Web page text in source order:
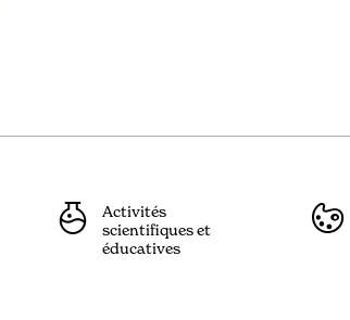
Activités
scientifiques et
éducatives